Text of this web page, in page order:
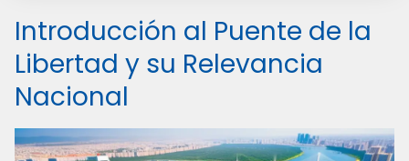
Introducción al Puente de la
Libertad y su Relevancia
Nacional